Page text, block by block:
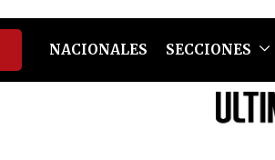
NACIONALES SECCIONES